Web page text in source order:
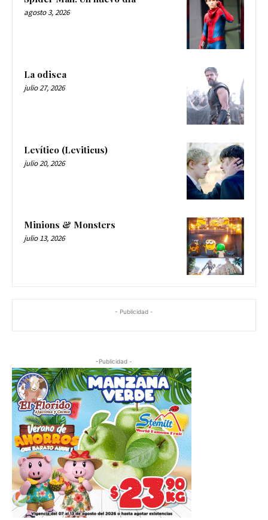
agosto 3, 2026
La odisea
julio 27, 2026
Levítico (Leviticus)
julio 20, 2026
Minions & Monsters
julio 13, 2026
- Publicidad -
-Publicidad -